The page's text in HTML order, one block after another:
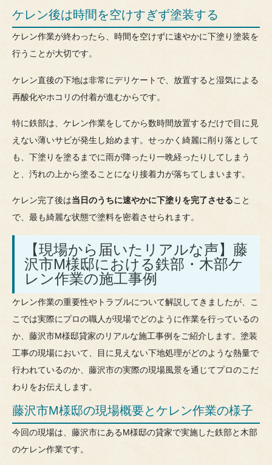
ケレン後は時間を空けすぎず塗装する
ケレン作業が終わったら、時間を空けずに速やかに下塗り塗装を
行うことが大切です。
ケレン直後の下地は非常にデリケートで、放置すると湿気による
再酸化やホコリの付着が進むからです。
特に鉄部は、ケレン作業をしてから数時間放置するだけで目に見
えない薄いサビが発生し始めます。せっかく綺麗に削り落として
も、下塗りを塗るまでに雨が降ったり一晩経ったりしてしまう
と、汚れの上から塗ることになり接着力が落ちてしまいます。
ケレン完了後は当日のうちに速やかに下塗りを完了させること
で、最も綺麗な状態で塗料を密着させられます。
【現場から届いたリアルな声】藤
沢市M様邸における鉄部・木部ケ
レン作業の施工事例
ケレン作業の重要性やトラブルについて解説してきましたが、こ
こでは実際にプロの職人が現場でどのように作業を行っているの
か、藤沢市M様邸貸家のリアルな施工事例をご紹介します。塗装
工事の現場において、目に見えない下地処理がどのような熱量で
行われているのか、藤沢市の実際の現場風景を通じてプロのこだ
わりをお伝えします。
藤沢市M様邸の現場概要とケレン作業の様子
今回の現場は、藤沢市にあるM様邸の貸家で実施した鉄部と木部
のケレン作業です。